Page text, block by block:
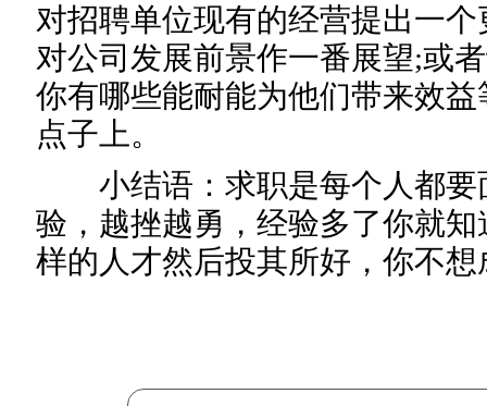
对招聘单位现有的经营提出一
对公司发展前景作一番展望;或
你有哪些能耐能为他们带来效
点子上。
小结语：求职是每个人都要
验，越挫越勇，经验多了你就
样的人才然后投其所好，你不